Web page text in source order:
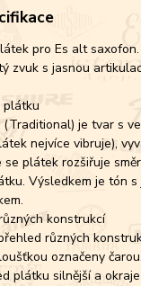
pro Es alt
zvuk s jasnou
plátku
je tvar s
nejvíce vibruje),
se plátek rozšiřuje
Výsledkem je tón
konstrukcí
různých
označeny
plátku silnější a